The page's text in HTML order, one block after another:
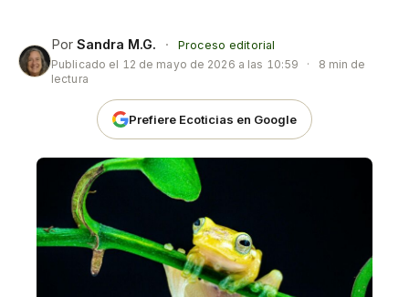
Por Sandra M.G. ·
Proceso editorial
Publicado el 12 de mayo de 2026 a las 10:59 ·
8 min de
lectura
Prefiere Ecoticias en Google